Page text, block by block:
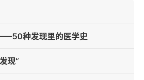
种发现里的医学史
现”